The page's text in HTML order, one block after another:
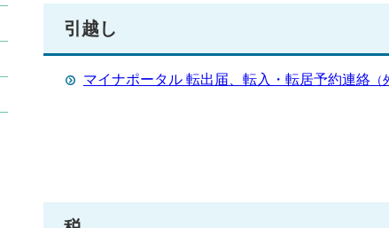
引越し
マイナポータル 転出届、転入・転居予約連絡